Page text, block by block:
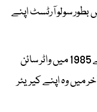
مزدوری بھی کرتے رہے اور 1974 میں بطور سولو آرٹسٹ اپنے
ابتدائی مشکلات کے باوجود ان کی قسمت نے 1985 میں واٹر سائن
کی دہائی کے آخر میں وہ اپنے کیریئر